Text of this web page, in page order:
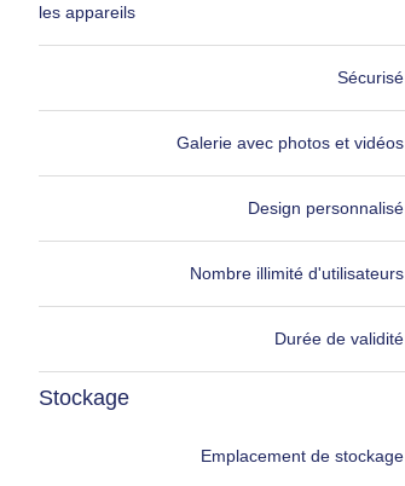
les appareils
Sécurisé
Galerie avec photos et vidéos
Design personnalisé
Nombre illimité d'utilisateurs
Durée de validité
Stockage
Emplacement de stockage